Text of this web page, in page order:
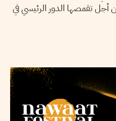
أجل تقمصها الدور الرئيسي في